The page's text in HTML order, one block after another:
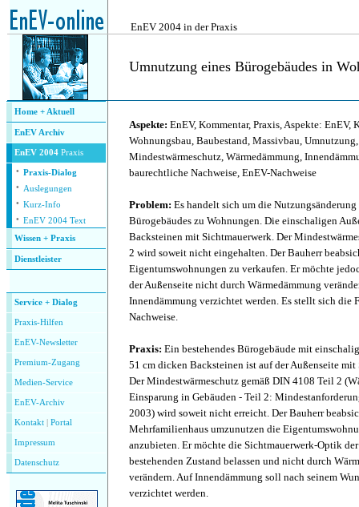
EnEV 2004 in der Praxis
Umnutzung eines Bürogebäudes in
Home + Aktuell
EnEV Archiv
EnEV 2004 Praxis
· Praxis-Dialog
· Auslegungen
· Kurz-Info
· EnEV 2004 Text
Wissen + Praxis
Dienstleister
Service + Dialog
Praxis-Hilfen
EnEV-Newsletter
Premium-Zugang
Medien-Service
EnEV-Archiv
Kontakt Portal
Impressum
Datenschutz
Aspekte: EnEV, Kommentar, Praxis, Aspekte: EnEV,
Wohnungsbau, Baubestand, Massivbau,
Mindestwärmeschutz, Wärmedämmung,
baurechtliche Nachweise, EnEV-Nachweise
Problem: Es handelt sich um die Nutzungsänderung
Bürogebäudes zu Wohnungen. Die einschaligen
Backsteinen mit Sichtmauerwerk. Der
2 wird soweit nicht eingehalten. Der Bauherr
Eigentumswohnungen zu verkaufen. Er möchte
der Außenseite nicht durch Wärmedämmung
Innendämmung verzichtet werden. Es stellt sich die
Nachweise.
Praxis: Ein bestehendes Bürogebäude mit
51 cm dicken Backsteinen ist auf der Außenseite mit
Der Mindestwärmeschutz gemäß DIN 4108 Teil 2
Einsparung in Gebäuden - Teil 2:
2003) wird soweit nicht erreicht. Der Bauherr
Mehrfamilienhaus umzunutzen die
anzubieten. Er möchte die Sichtmauerwerk-Optik
bestehenden Zustand belassen und nicht durch
verändern. Auf Innendämmung soll nach seinem
verzichtet werden.